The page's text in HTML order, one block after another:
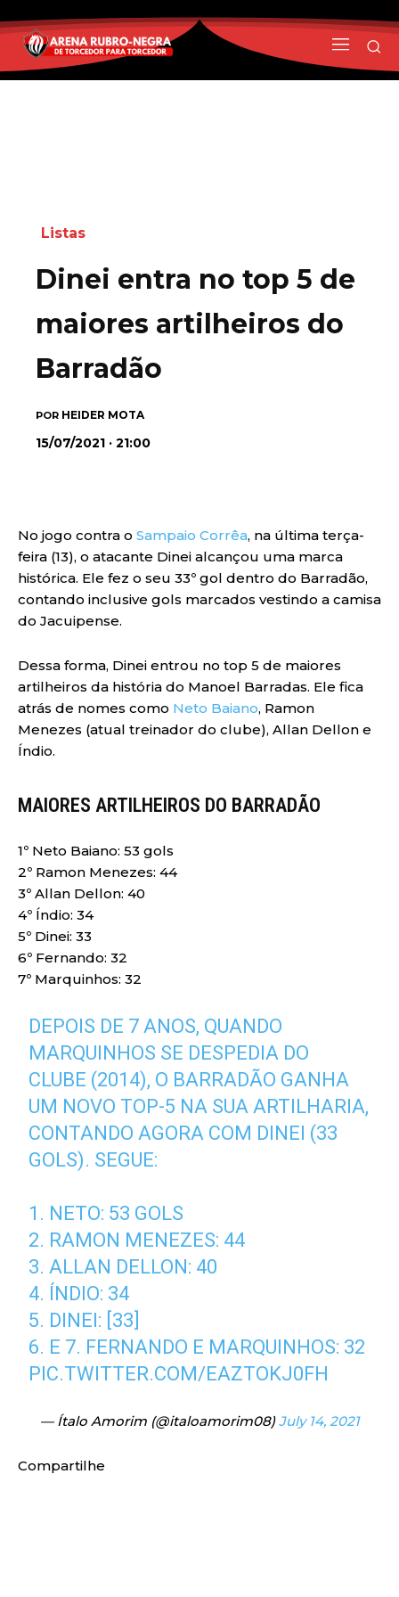
Listas
Dinei entra no top 5 de
maiores artilheiros do
Barradão
POR HEIDER MOTA
15/07/2021 · 21:00
No jogo contra o Sampaio Corrêa, na última terça-
feira (13), o atacante Dinei alcançou uma marca
histórica. Ele fez o seu 33º gol dentro do Barradão,
contando inclusive gols marcados vestindo a camisa
do Jacuipense.
Dessa forma, Dinei entrou no top 5 de maiores
artilheiros da história do Manoel Barradas. Ele fica
atrás de nomes como Neto Baiano, Ramon
Menezes (atual treinador do clube), Allan Dellon e
Índio.
MAIORES ARTILHEIROS DO BARRADÃO
1º Neto Baiano: 53 gols
2º Ramon Menezes: 44
3º Allan Dellon: 40
4º Índio: 34
5º Dinei: 33
6º Fernando: 32
7º Marquinhos: 32
DEPOIS DE 7 ANOS, QUANDO
MARQUINHOS SE DESPEDIA DO
CLUBE (2014), O BARRADÃO GANHA
UM NOVO TOP-5 NA SUA ARTILHARIA,
CONTANDO AGORA COM DINEI (33
GOLS). SEGUE:
1. NETO: 53 GOLS
2. RAMON MENEZES: 44
3. ALLAN DELLON: 40
4. ÍNDIO: 34
5. DINEI: [33]
6. E 7. FERNANDO E MARQUINHOS: 32
PIC.TWITTER.COM/EAZTOKJ0FH
— Ítalo Amorim (@italoamorim08)July 14, 2021
Compartilhe